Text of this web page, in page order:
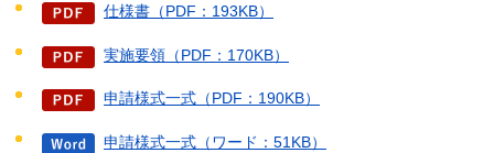
仕様書（PDF：193KB）
実施要領（PDF：170KB）
申請様式一式（PDF：190KB）
申請様式一式（ワード：51KB）